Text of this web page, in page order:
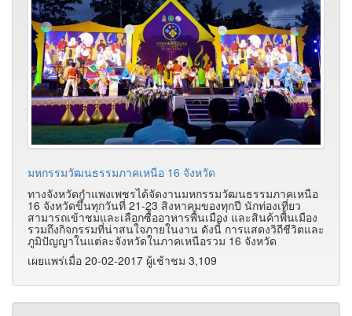
มหกรรมวัฒนธรรมภาคเหนือ 16 จังหวัด
ทางจังหวัดกำแพงเพชรได้จัดงานมหกรรมวัฒนธรรมภาคเหนือ
16 จังหวัดขึ้นทุกวันที่ 21-23 สิงหาคมของทุกปี นักท่องเที่ยว
สามารถเข้าชมและเลือกซื้ออาหารพื้นเมือง และสินค้าพื้นเมือง
รวมถึงกิจกรรมที่น่าสนใจภายในงาน ดังนี้ การแสดงวิถีชีวิตและ
ภูมิปัญญาในแต่ละจังหวัดในภาคเหนือรวม 16 จังหวัด
เผยแพร่เมื่อ 20-02-2017 ผู้เช้าชม 3,109